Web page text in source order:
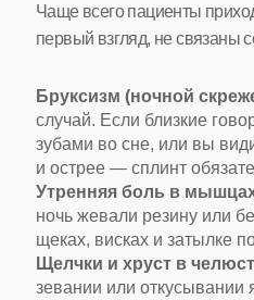
Чаще всего пациенты
первый взгляд, не связаны
Бруксизм (ночной
случай. Если близкие
зубами во сне, или вы
и острее — сплинт
Утренняя боль в
ночь жевали резину или
щеках, висках и затылке
Щелчки и хруст в
зевании или откусывании